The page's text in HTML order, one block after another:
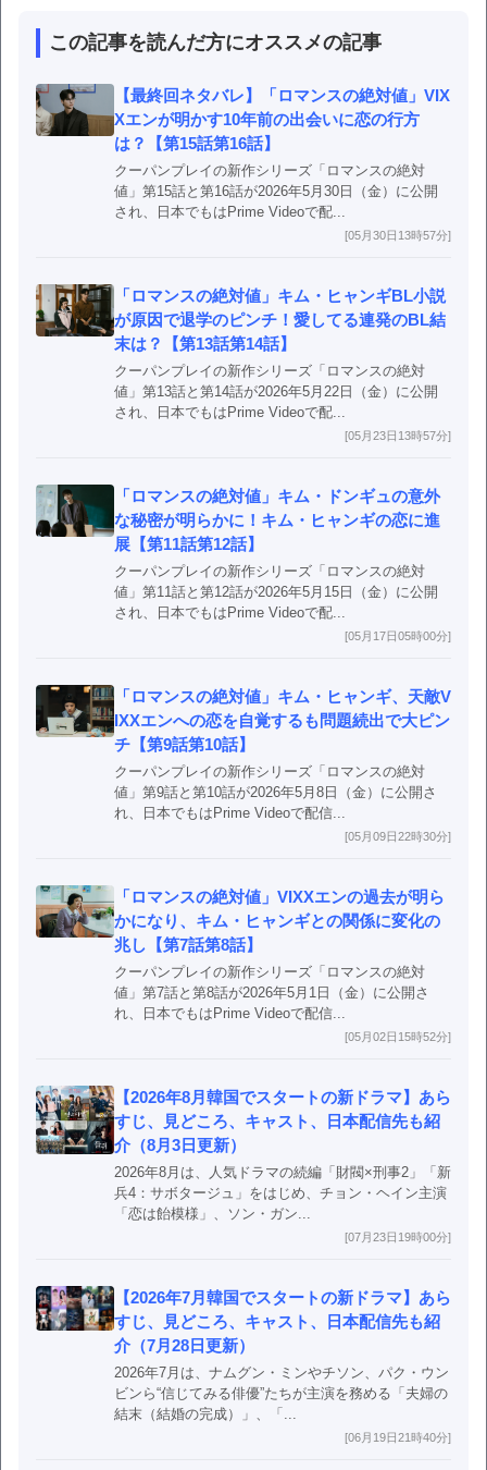
この記事を読んだ方にオススメの記事
【最終回ネタバレ】「ロマンスの絶対値」VIX
Xエンが明かす10年前の出会いに恋の行方
は？【第15話第16話】
クーパンプレイの新作シリーズ「ロマンスの絶対
値」第15話と第16話が2026年5月30日（金）に公開
され、日本でもはPrime Videoで配...
[05月30日13時57分]
「ロマンスの絶対値」キム・ヒャンギBL小説
が原因で退学のピンチ！愛してる連発のBL結
末は？【第13話第14話】
クーパンプレイの新作シリーズ「ロマンスの絶対
値」第13話と第14話が2026年5月22日（金）に公開
され、日本でもはPrime Videoで配...
[05月23日13時57分]
「ロマンスの絶対値」キム・ドンギュの意外
な秘密が明らかに！キム・ヒャンギの恋に進
展【第11話第12話】
クーパンプレイの新作シリーズ「ロマンスの絶対
値」第11話と第12話が2026年5月15日（金）に公開
され、日本でもはPrime Videoで配...
[05月17日05時00分]
「ロマンスの絶対値」キム・ヒャンギ、天敵V
IXXエンへの恋を自覚するも問題続出で大ピン
チ【第9話第10話】
クーパンプレイの新作シリーズ「ロマンスの絶対
値」第9話と第10話が2026年5月8日（金）に公開さ
れ、日本でもはPrime Videoで配信...
[05月09日22時30分]
「ロマンスの絶対値」VIXXエンの過去が明ら
かになり、キム・ヒャンギとの関係に変化の
兆し【第7話第8話】
クーパンプレイの新作シリーズ「ロマンスの絶対
値」第7話と第8話が2026年5月1日（金）に公開さ
れ、日本でもはPrime Videoで配信...
[05月02日15時52分]
【2026年8月韓国でスタートの新ドラマ】あら
すじ、見どころ、キャスト、日本配信先も紹
介（8月3日更新）
2026年8月は、人気ドラマの続編「財閥×刑事2」「新
兵4：サボタージュ」をはじめ、チョン・ヘイン主演
「恋は飴模様」、ソン・ガン...
[07月23日19時00分]
【2026年7月韓国でスタートの新ドラマ】あら
すじ、見どころ、キャスト、日本配信先も紹
介（7月28日更新）
2026年7月は、ナムグン・ミンやチソン、パク・ウン
ビンら“信じてみる俳優”たちが主演を務める「夫婦の
結末（結婚の完成）」、「...
[06月19日21時40分]